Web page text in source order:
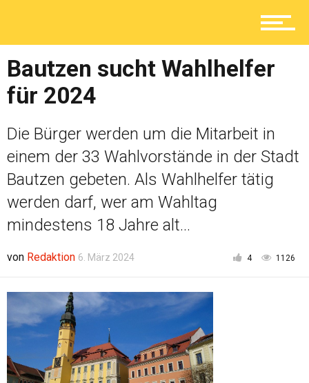
Ratgeber
Service
Kolumne
Shop
Bautzen sucht Wahlhelfer
für 2024
Die Bürger werden um die Mitarbeit in
einem der 33 Wahlvorstände in der Stadt
Bautzen gebeten. Als Wahlhelfer tätig
werden darf, wer am Wahltag
mindestens 18 Jahre alt...
von Redaktion 6. März 2024 4 1126